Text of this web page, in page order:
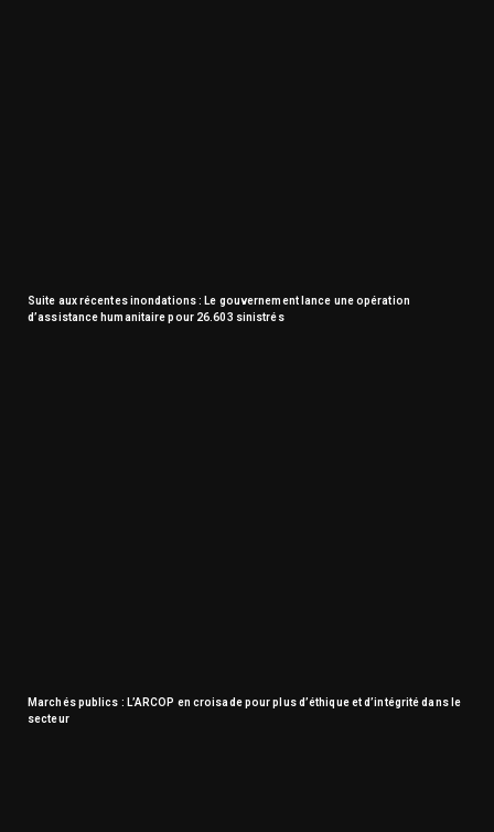
Suite aux récentes inondations : Le gouvernement lance une opération
d’assistance humanitaire pour 26.603 sinistrés
Marchés publics : L’ARCOP en croisade pour plus d’éthique et d’intégrité dans le
secteur